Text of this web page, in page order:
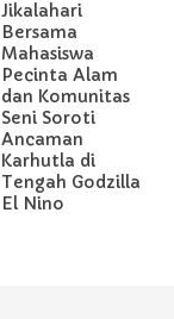
Jikalahari
Bersama
Mahasiswa
Pecinta Alam
dan Komunitas
Seni Soroti
Ancaman
Karhutla di
Tengah Godzilla
El Nino